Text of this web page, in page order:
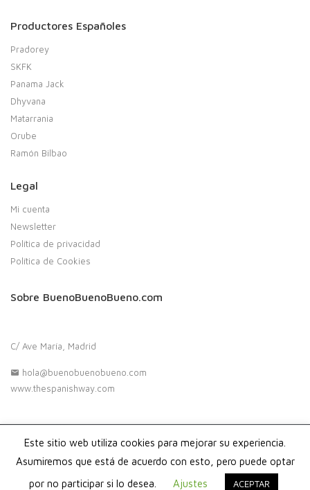
Productores Españoles
Pradorey
SKFK
Panama Jack
Dhyvana
Matarrania
Orube
Ramón Bilbao
Legal
Mi cuenta
Newsletter
Política de privacidad
Política de Cookies
Sobre BuenoBuenoBueno.com
C/ Ave María, Madrid
hola@buenobuenobueno.com
www.thespanishway.com
Copyright 2020. Buenobuenobueno.com - Todos los derechos
reservados
Este sitio web utiliza cookies para mejorar su experiencia.
Asumiremos que está de acuerdo con esto, pero puede optar
por no participar si lo desea.
Ajustes ACEPTAR